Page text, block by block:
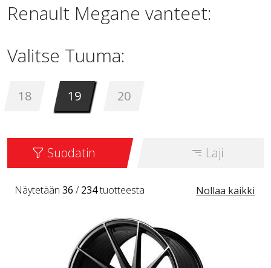
Renault Megane vanteet:
Valitse Tuuma:
18 19 20
Suodatin Laji
Nollaa kaikki
Näytetään 36 /234tuotteesta